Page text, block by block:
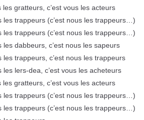
les gratteurs, c’est vous les acteurs
les trappeurs (c’est nous les trappeurs…)
les trappeurs (c’est nous les trappeurs…)
les dabbeurs, c’est nous les sapeurs
les trappeurs, c’est nous les trappeurs
les lers-dea, c’est vous les acheteurs
les gratteurs, c’est vous les acteurs
les trappeurs (c’est nous les trappeurs…)
les trappeurs (c’est nous les trappeurs…)